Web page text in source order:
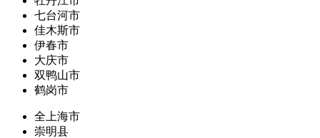
七台河市
佳木斯市
伊春市
大庆市
双鸭山市
鹤岗市
全上海市
崇明县